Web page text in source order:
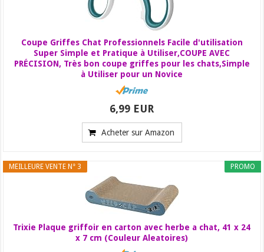
Coupe Griffes Chat Professionnels Facile d'utilisation
Super Simple et Pratique à Utiliser,COUPE AVEC
PRÉCISION, Très bon coupe griffes pour les chats,Simple
à Utiliser pour un Novice
6,99 EUR
Acheter sur Amazon
PROMO
MEILLEURE VENTE N° 3
Trixie Plaque griffoir en carton avec herbe a chat, 41 x 24
x 7 cm (Couleur Aleatoires)